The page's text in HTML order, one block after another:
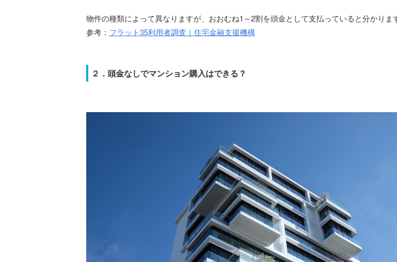
物件の種類によって異なりますが、おおむね1～2割を頭金として支払っていると分かりま
参考： フラット35利用者調査｜住宅金融支援機構
２．頭金なしでマンション購入はできる？